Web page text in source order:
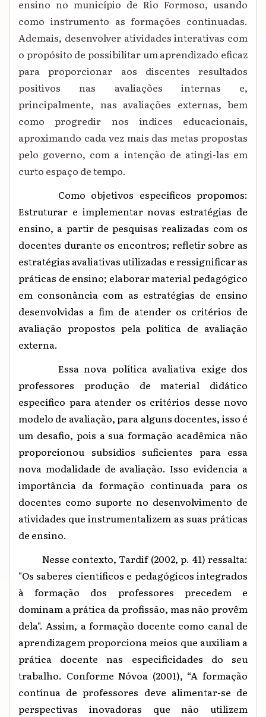
ensino no município de Rio Formoso, usando
como instrumento as formações continuadas.
Ademais, desenvolver atividades interativas com
o propósito de possibilitar um aprendizado eficaz
para proporcionar aos discentes resultados
positivos nas avaliações internas e,
principalmente, nas avaliações externas, bem
como progredir nos índices educacionais,
aproximando cada vez mais das metas propostas
pelo governo, com a intenção de atingi-las em
curto espaço de tempo.
Como objetivos específicos propomos:
Estruturar e implementar novas estratégias de
ensino, a partir de pesquisas realizadas com os
docentes durante os encontros; refletir sobre as
estratégias avaliativas utilizadas e ressignificar as
práticas de ensino; elaborar material pedagógico
em consonância com as estratégias de ensino
desenvolvidas a fim de atender os critérios de
avaliação propostos pela política de avaliação
externa.
Essa nova política avaliativa exige dos
professores produção de material didático
específico para atender os critérios desse novo
modelo de avaliação, para alguns docentes, isso é
um desafio, pois a sua formação acadêmica não
proporcionou subsídios suficientes para essa
nova modalidade de avaliação. Isso evidencia a
importância da formação continuada para os
docentes como suporte no desenvolvimento de
atividades que instrumentalizem as suas práticas
de ensino.
Nesse contexto, Tardif (2002, p. 41) ressalta:
"Os saberes científicos e pedagógicos integrados
à formação dos professores precedem e
dominam a prática da profissão, mas não provêm
dela". Assim, a formação docente como canal de
aprendizagem proporciona meios que auxiliam a
prática docente nas especificidades do seu
trabalho. Conforme Nóvoa (2001), “A formação
contínua de professores deve alimentar-se de
perspectivas inovadoras que não utilizem